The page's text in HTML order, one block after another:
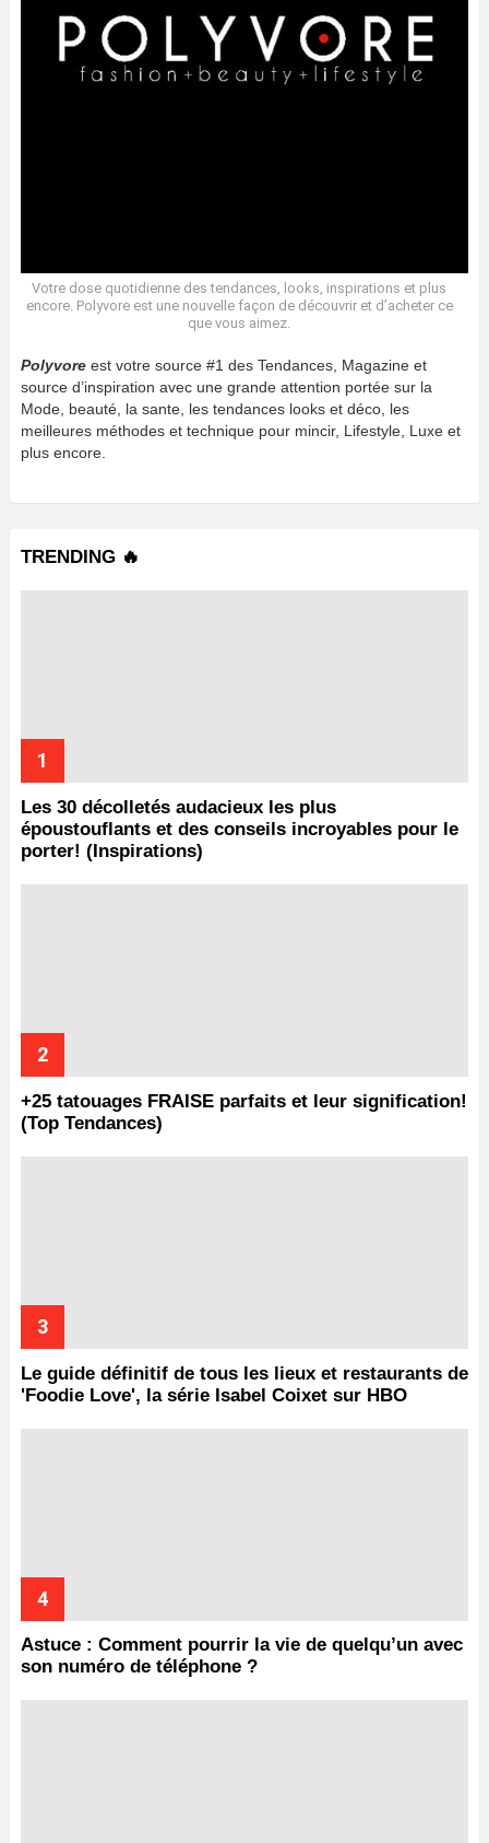
Votre dose quotidienne des tendances, looks, inspirations et plus
encore. Polyvore est une nouvelle façon de découvrir et d’acheter ce
que vous aimez.
Polyvore est votre source #1 des Tendances, Magazine et
source d’inspiration avec une grande attention portée sur la
Mode, beauté, la sante, les tendances looks et déco, les
meilleures méthodes et technique pour mincir, Lifestyle, Luxe et
plus encore.
TRENDING 🔥
Les 30 décolletés audacieux les plus
époustouflants et des conseils incroyables pour le
porter! (Inspirations)
+25 tatouages ​​FRAISE parfaits et leur signification!
(Top Tendances)
Le guide définitif de tous les lieux et restaurants de
'Foodie Love', la série Isabel Coixet sur HBO
Astuce : Comment pourrir la vie de quelqu’un avec
son numéro de téléphone ?